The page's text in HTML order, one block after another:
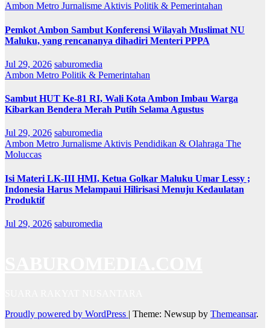
Ambon Metro Jurnalisme Aktivis Politik & Pemerintahan
Pemkot Ambon Sambut Konferensi Wilayah Muslimat NU
Maluku, yang rencananya dihadiri Menteri PPPA
Jul 29, 2026 saburomedia
Ambon Metro Politik & Pemerintahan
Sambut HUT Ke-81 RI, Wali Kota Ambon Imbau Warga
Kibarkan Bendera Merah Putih Selama Agustus
Jul 29, 2026 saburomedia
Ambon Metro Jurnalisme Aktivis Pendidikan & Olahraga The
Moluccas
Isi Materi LK-III HMI, Ketua Golkar Maluku Umar Lessy ;
Indonesia Harus Melampaui Hilirisasi Menuju Kedaulatan
Produktif
Jul 29, 2026 saburomedia
Proudly powered by WordPress | Theme: Newsup by Themeansar.